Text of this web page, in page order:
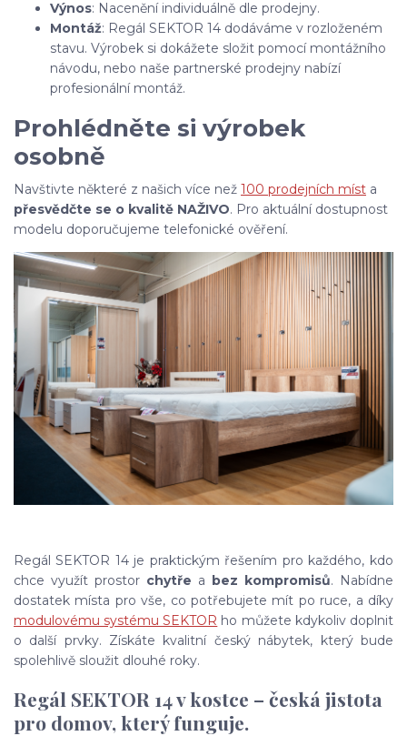
Výnos: Nacenění individuálně dle prodejny.
Montáž: Regál SEKTOR 14 dodáváme v rozloženém
stavu. Výrobek si dokážete složit pomocí montážního
návodu, nebo naše partnerské prodejny nabízí
profesionální montáž.
Prohlédněte si výrobek
osobně
Navštivte některé z našich více než 100 prodejních míst a
přesvědčte se o kvalitě NAŽIVO. Pro aktuální dostupnost
modelu doporučujeme telefonické ověření.
Regál SEKTOR 14 je praktickým řešením pro každého, kdo
chce využít prostor chytře a bez kompromisů. Nabídne
dostatek místa pro vše, co potřebujete mít po ruce, a díky
modulovému systému SEKTOR ho můžete kdykoliv doplnit
o další prvky. Získáte kvalitní český nábytek, který bude
spolehlivě sloužit dlouhé roky.
Regál SEKTOR 14 v kostce – česká jistota
pro domov, který funguje.